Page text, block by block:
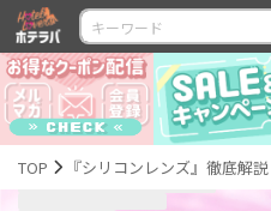
TOP 『シリコンレンズ』徹底解